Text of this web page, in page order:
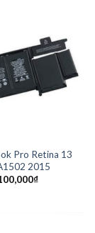
Pro Retina 13
2015
₫